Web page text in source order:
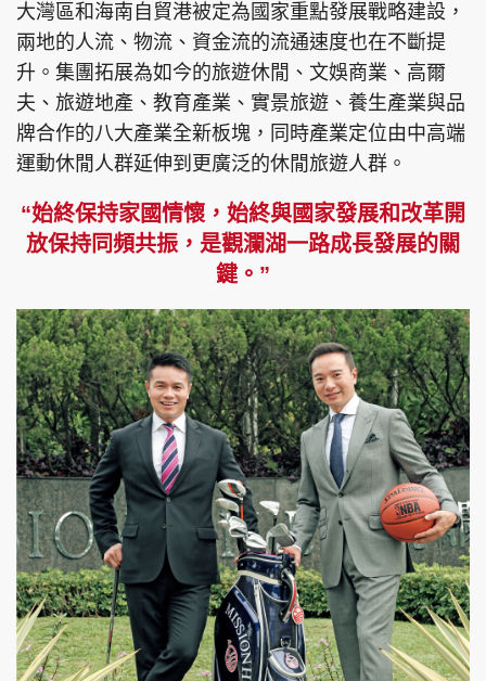
頭條日報 星島環球 The Standard
親子王 Oh!爸媽 JobMarket
頭條搵工 EDUPLUS
關於我們
聯絡我們
隱私政策聲明
使用條款
版權及免責聲明
Copyright © 東周網 版權所有 . 不得轉載
©Eastweek.com.hk. All rights reserved.
大灣區和海南自貿港被定為國家重點發展戰略建設，
兩地的人流、物流、資金流的流通速度也在不斷提
升。集團拓展為如今的旅遊休閒、文娛商業、高爾
夫、旅遊地產、教育產業、實景旅遊、養生產業與品
牌合作的八大產業全新板塊，同時產業定位由中高端
運動休閒人群延伸到更廣泛的休閒旅遊人群。
“始終保持家國情懷，始終與國家發展和改革開
放保持同頻共振，是觀瀾湖一路成長發展的關
鍵。”